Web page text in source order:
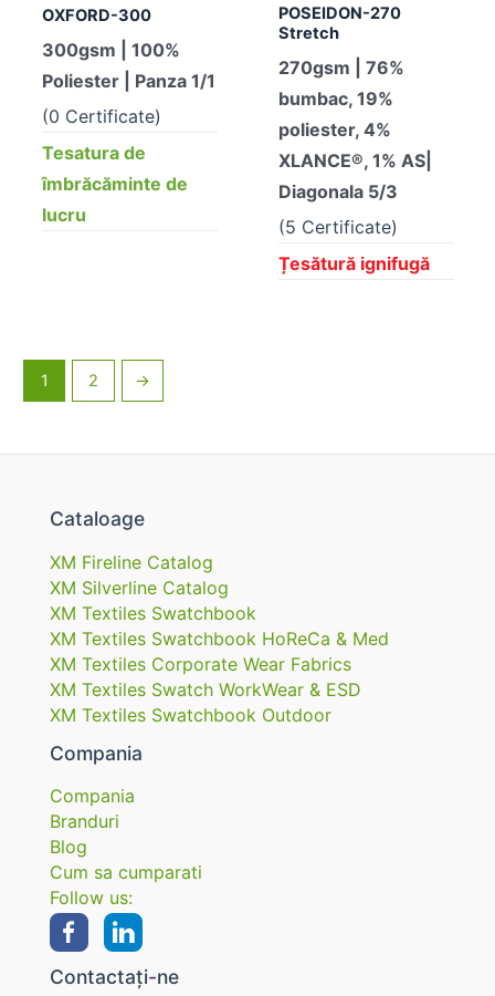
OXFORD-300
300gsm | 100%
Poliester | Panza 1/1
(0 Certificate)
Tesatura de
îmbrăcăminte de
lucru
POSEIDON-270
Stretch
270gsm | 76%
bumbac, 19%
poliester, 4%
XLANCE®, 1% AS|
Diagonala 5/3
(5 Certificate)
Țesătură ignifugă
1 2 →
Cataloage
XM Fireline Catalog
XM Silverline Catalog
XM Textiles Swatchbook
XM Textiles Swatchbook HoReCa & Med
XM Textiles Corporate Wear Fabrics
XM Textiles Swatch WorkWear & ESD
XM Textiles Swatchbook Outdoor
Compania
Compania
Branduri
Blog
Cum sa cumparati
Follow us:
Contactați-ne